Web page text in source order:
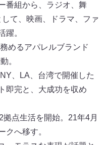
番組から、ラジオ、舞
て、映画、ドラマ、ファ
躍。
めるアパレルブランド
。
、LA、台湾で開催した
即完と、大成功を収め
点生活を開始。21年4月
クへ移す。